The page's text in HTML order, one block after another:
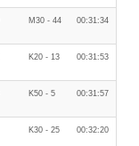
M30 - 44 00:31:34
K20 - 13 00:31:53
K50 - 5 00:31:57
K30 - 25 00:32:20